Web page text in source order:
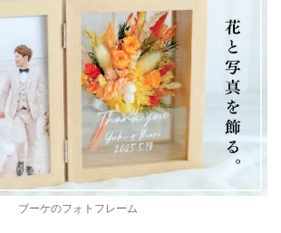
ブーケのフォトフレーム